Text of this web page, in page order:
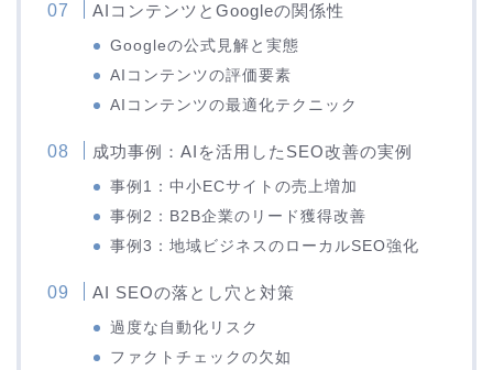
AIコンテンツとGoogleの関係性
Googleの公式見解と実態
AIコンテンツの評価要素
AIコンテンツの最適化テクニック
成功事例：AIを活用したSEO改善の実例
事例1：中小ECサイトの売上増加
事例2：B2B企業のリード獲得改善
事例3：地域ビジネスのローカルSEO強化
AI SEOの落とし穴と対策
過度な自動化リスク
ファクトチェックの欠如